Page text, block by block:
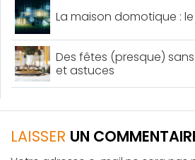
La maison domotique :
Des fêtes (presque)
et astuces
LAISSER UN